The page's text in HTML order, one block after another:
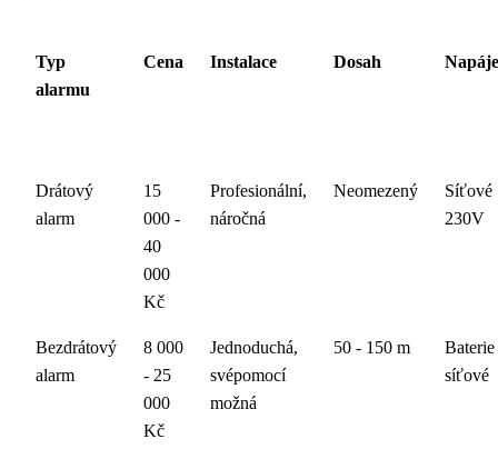
Typ
alarmu
Cena Instalace Dosah
Drátový
alarm
15
000 -
40
000
Kč
Profesionální,
náročná
Neomezený
Síťové
230V
Bezdrátový
alarm
8 000
- 25
000
Kč
Jednoduchá,
svépomocí
možná
50 - 150 m
síťové